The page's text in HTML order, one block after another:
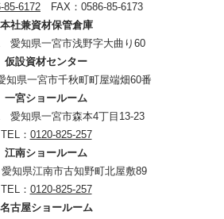
85-6172 FAX：0586-85-6173
本社兼資材保管倉庫
愛知県一宮市浅野字大曲り60
仮設資材センター
知県一宮市千秋町町屋端畑60番
一宮ショールーム
愛知県一宮市森本4丁目13-23
TEL： 0120-825-257
江南ショールーム
知県江南市古知野町北屋敷89
TEL： 0120-825-257
名古屋ショールーム